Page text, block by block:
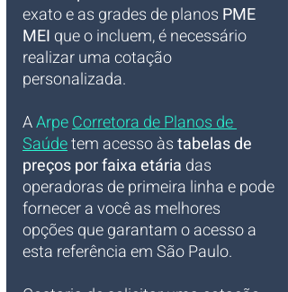
exato e as grades de planos PME
MEI que o incluem, é necessário
realizar uma cotação
personalizada.
A Arpe Corretora de Planos de
Saúde tem acesso às tabelas de
preços por faixa etária das
operadoras de primeira linha e pode
fornecer a você as melhores
opções que garantam o acesso a
esta referência em São Paulo.